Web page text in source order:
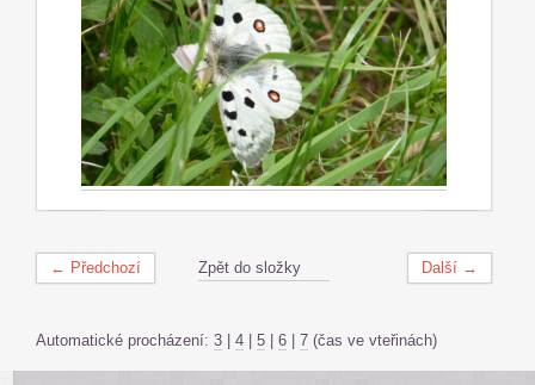
← Předchozí Další →
Zpět do složky
Automatické procházení: 3 | 4 | 5 | 6 | 7 (čas ve vteřinách)